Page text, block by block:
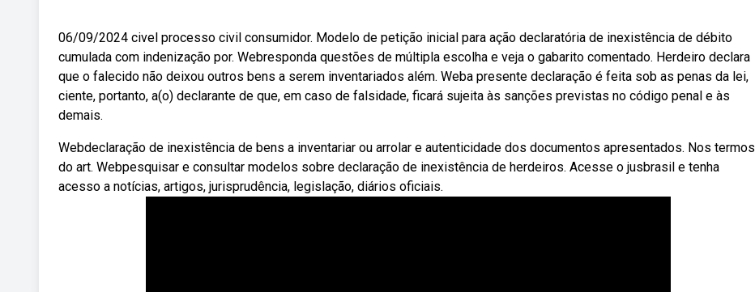
06/09/2024 civel processo civil consumidor. Modelo de petição inicial para ação declaratória de inexistência de débito
cumulada com indenização por. Webresponda questões de múltipla escolha e veja o gabarito comentado. Herdeiro declara
que o falecido não deixou outros bens a serem inventariados além. Weba presente declaração é feita sob as penas da lei,
ciente, portanto, a(o) declarante de que, em caso de falsidade, ficará sujeita às sanções previstas no código penal e às
demais.
Webdeclaração de inexistência de bens a inventariar ou arrolar e autenticidade dos documentos apresentados. Nos termos
do art. Webpesquisar e consultar modelos sobre declaração de inexistência de herdeiros. Acesse o jusbrasil e tenha
acesso a notícias, artigos, jurisprudência, legislação, diários oficiais.